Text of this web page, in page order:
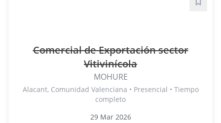
Comercial de Exportación sector
Vitivinícola
MOHURE
Alacant, Comunidad Valenciana • Presencial • Tiempo
completo
29 Mar 2026